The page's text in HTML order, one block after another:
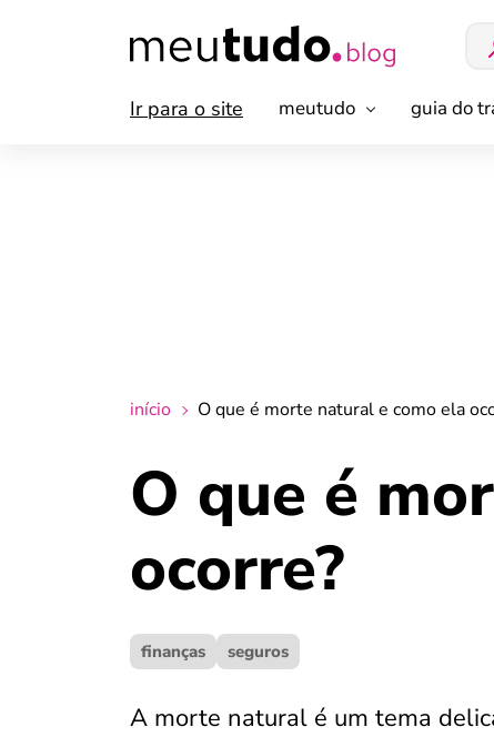
Ir para o site meutudo guia do
início O que é morte natural e como ela
O que é
ocorre?
finanças seguros
A morte natural é um tema